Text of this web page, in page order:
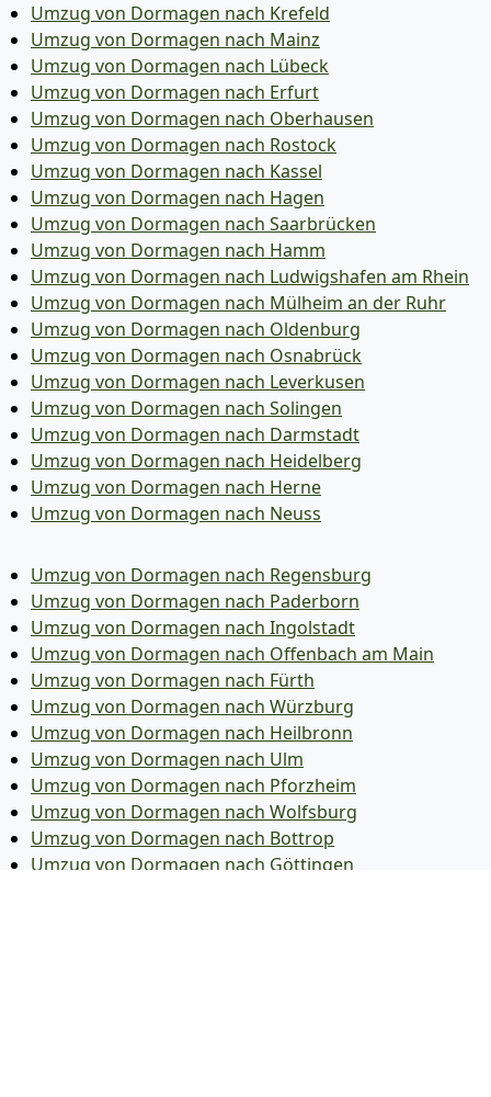
Umzug von Dormagen nach Krefeld
Umzug von Dormagen nach Mainz
Umzug von Dormagen nach Lübeck
Umzug von Dormagen nach Erfurt
Umzug von Dormagen nach Oberhausen
Umzug von Dormagen nach Rostock
Umzug von Dormagen nach Kassel
Umzug von Dormagen nach Hagen
Umzug von Dormagen nach Saarbrücken
Umzug von Dormagen nach Hamm
Umzug von Dormagen nach Ludwigshafen am Rhein
Umzug von Dormagen nach Mülheim an der Ruhr
Umzug von Dormagen nach Oldenburg
Umzug von Dormagen nach Osnabrück
Umzug von Dormagen nach Leverkusen
Umzug von Dormagen nach Solingen
Umzug von Dormagen nach Darmstadt
Umzug von Dormagen nach Heidelberg
Umzug von Dormagen nach Herne
Umzug von Dormagen nach Neuss
Umzug von Dormagen nach Regensburg
Umzug von Dormagen nach Paderborn
Umzug von Dormagen nach Ingolstadt
Umzug von Dormagen nach Offenbach am Main
Umzug von Dormagen nach Fürth
Umzug von Dormagen nach Würzburg
Umzug von Dormagen nach Heilbronn
Umzug von Dormagen nach Ulm
Umzug von Dormagen nach Pforzheim
Umzug von Dormagen nach Wolfsburg
Umzug von Dormagen nach Bottrop
Umzug von Dormagen nach Göttingen